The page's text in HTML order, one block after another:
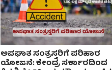
ಅಪಘಾತ ಸಂತ್ರಸ್ತರಿಗೆ ಪರಿಹಾರ
ಯೋಜನೆ: ಕೇಂದ್ರ ಸರ್ಕಾರದಿಂದ